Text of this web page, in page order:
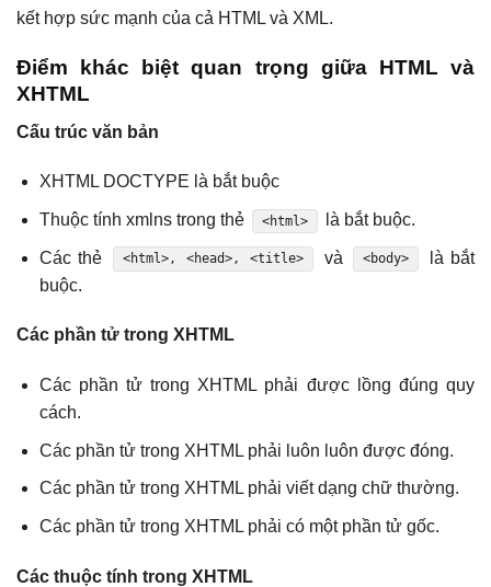
kết hợp sức mạnh của cả HTML và XML.
Điểm khác biệt quan trọng giữa HTML và
XHTML
Cấu trúc văn bản
XHTML DOCTYPE là bắt buộc
Thuộc tính xmlns trong thẻ <html> là bắt buộc.
Các thẻ <html>, <head>, <title> và <body>
là bắt
buộc.
Các phần tử trong XHTML
Các phần tử trong XHTML phải được lồng đúng quy
cách.
Các phần tử trong XHTML phải luôn luôn được đóng.
Các phần tử trong XHTML phải viết dạng chữ thường.
Các phần tử trong XHTML phải có một phần tử gốc.
Các thuộc tính trong XHTML